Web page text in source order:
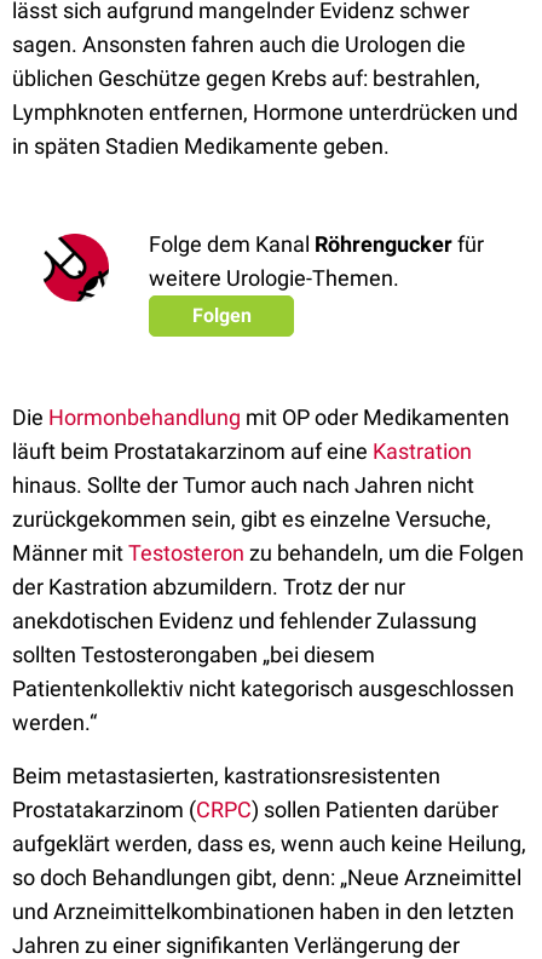
lässt sich aufgrund mangelnder Evidenz schwer
sagen. Ansonsten fahren auch die Urologen die
üblichen Geschütze gegen Krebs auf: bestrahlen,
Lymphknoten entfernen, Hormone unterdrücken und
in späten Stadien Medikamente geben.
Folge dem Kanal Röhrenguckerfür
weitere Urologie-Themen.
Folgen
Die Hormonbehandlung mit OP oder Medikamenten
läuft beim Prostatakarzinom auf eine Kastration
hinaus. Sollte der Tumor auch nach Jahren nicht
zurückgekommen sein, gibt es einzelne Versuche,
Männer mitTestosteron zu behandeln, um die Folgen
der Kastration abzumildern. Trotz der nur
anekdotischen Evidenz und fehlender Zulassung
sollten Testosterongaben „bei diesem
Patientenkollektiv nicht kategorisch ausgeschlossen
werden.“
Beim metastasierten, kastrationsresistenten
Prostatakarzinom (CRPC) sollen Patienten darüber
aufgeklärt werden, dass es, wenn auch keine Heilung,
so doch Behandlungen gibt, denn: „Neue Arzneimittel
und Arzneimittelkombinationen haben in den letzten
Jahren zu einer signifikanten Verlängerung der